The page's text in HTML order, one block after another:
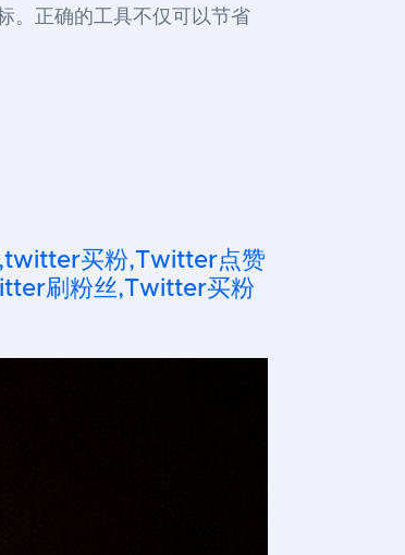
。正确的工具不仅可以节省
,twitter买粉,Twitter点赞
刷粉丝,Twitter买粉